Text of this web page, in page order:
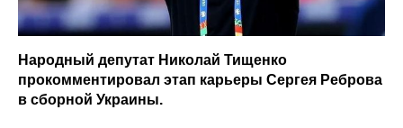
Народный депутат Николай Тищенко
прокомментировал этап карьеры Сергея Реброва
в сборной Украины.